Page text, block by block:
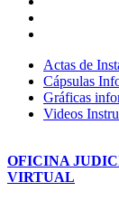
Actas de
Cápsulas
Gráficas
Videos
OFICINA
VIRTUAL